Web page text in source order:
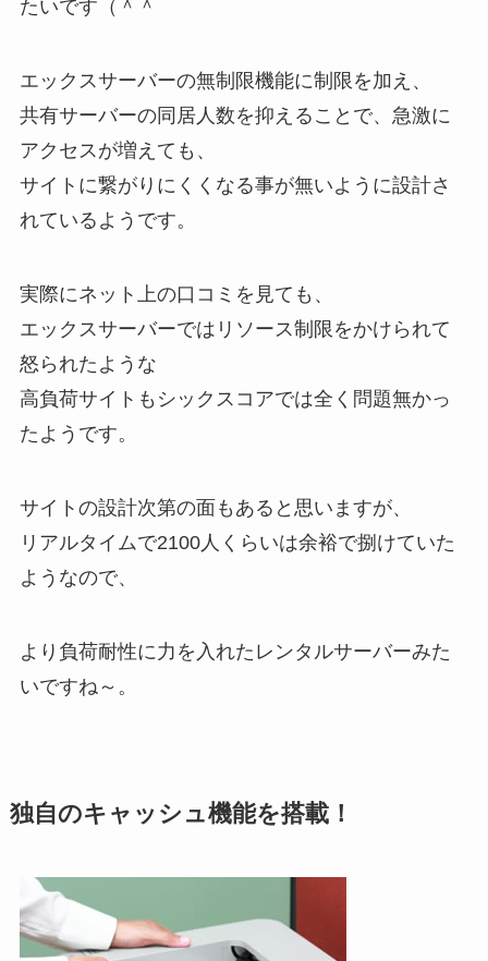
たいです（＾＾
エックスサーバーの無制限機能に制限を加え、
共有サーバーの同居人数を抑えることで、急激に
アクセスが増えても、
サイトに繋がりにくくなる事が無いように設計さ
れているようです。
実際にネット上の口コミを見ても、
エックスサーバーではリソース制限をかけられて
怒られたような
高負荷サイトもシックスコアでは全く問題無かっ
たようです。
サイトの設計次第の面もあると思いますが、
リアルタイムで2100人くらいは余裕で捌けていた
ようなので、
より負荷耐性に力を入れたレンタルサーバーみた
いですね～。
独自のキャッシュ機能を搭載！